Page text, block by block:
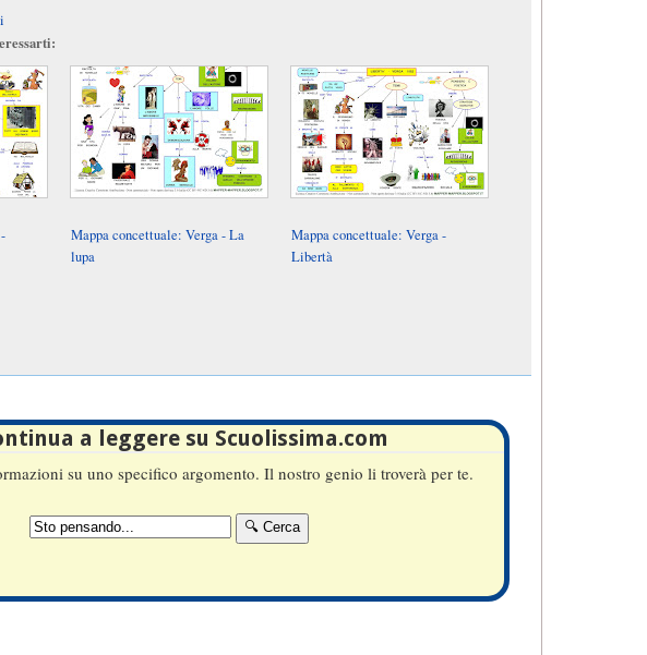
Mappa concettuale: Verga - La
lupa
Mappa concettuale: Verga -
Libertà
a leggere su Scuolissima.com
su uno specifico argomento. Il nostro genio li troverà per te.